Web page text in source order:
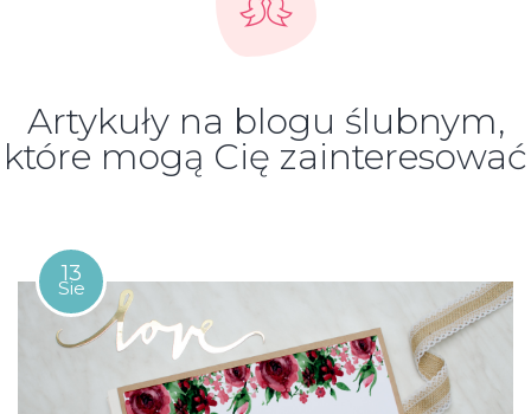
Artykuły na blogu ślubnym,
które mogą Cię zainteresować
13
Sie